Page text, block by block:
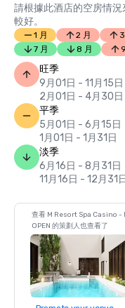
請根據此酒店的空房情
較好。
1 月 2 月
7 月
8 月
旺季
9月01日 - 11月15日
2月01日 - 4月30日
平季
5月01日 - 6月15日
1月01日 - 1月31日
淡季
6月16日 - 8月31日
11月16日 - 12月31
查看 M Resort Spa Casino -
OPEN 的策劃人也查看了